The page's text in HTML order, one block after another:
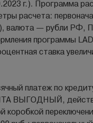
г.). Программа
расчета:
валюта — рубли РФ,
программы
ставка
платеж по
ВЫГОДНЫЙ,
коробкой